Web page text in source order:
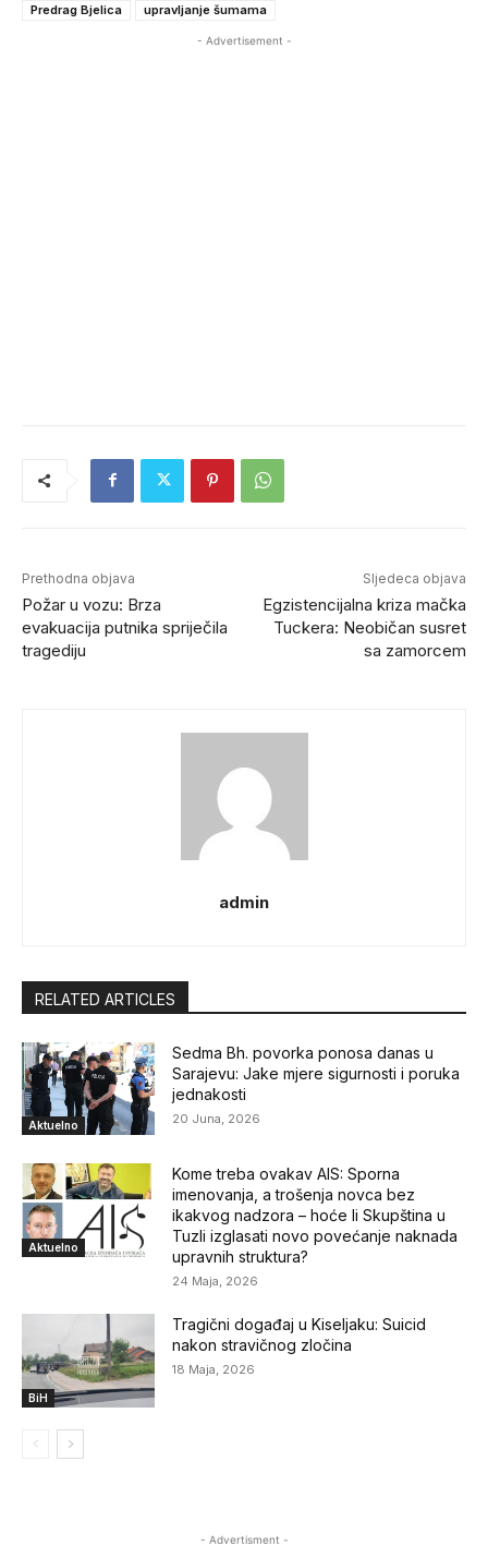
Predrag Bjelica
upravljanje šumama
- Advertisement -
Prethodna objava
Požar u vozu: Brza
evakuacija putnika spriječila
tragediju
Sljedeca objava
Egzistencijalna kriza mačka
Tuckera: Neobičan susret
sa zamorcem
admin
RELATED ARTICLES
Aktuelno
Sedma Bh. povorka ponosa danas u
Sarajevu: Jake mjere sigurnosti i poruka
jednakosti
20 Juna, 2026
Aktuelno
Kome treba ovakav AIS: Sporna
imenovanja, a trošenja novca bez
ikakvog nadzora – hoće li Skupština u
Tuzli izglasati novo povećanje naknada
upravnih struktura?
24 Maja, 2026
BiH
Tragični događaj u Kiseljaku: Suicid
nakon stravičnog zločina
18 Maja, 2026
- Advertisment -